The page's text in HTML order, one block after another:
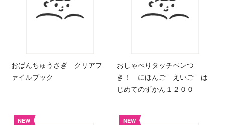
おぱんちゅうさぎ クリアフ
ァイルブック
おしゃべりタッチペンつ
き！ にほんご えいご は
じめてのずかん１２００
NEW NEW